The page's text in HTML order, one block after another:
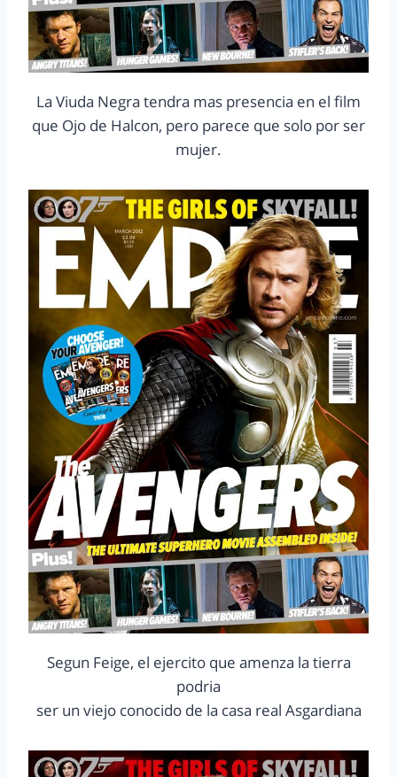
La Viuda Negra tendra mas presencia en el film
que Ojo de Halcon, pero parece que solo por ser
mujer.
Segun Feige, el ejercito que amenza la tierra
podria
ser un viejo conocido de la casa real Asgardiana